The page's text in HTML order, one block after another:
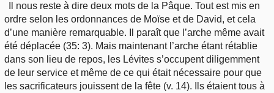
Il nous reste à dire deux mots de la Pâque. Tout est mis en
ordre selon les ordonnances de Moïse et de David, et cela
d’une manière remarquable. Il paraît que l’arche même avait
été déplacée (35: 3). Mais maintenant l’arche étant rétablie
dans son lieu de repos, les Lévites s’occupent diligemment
de leur service et même de ce qui était nécessaire pour que
les sacrificateurs jouissent de la fête (v. 14). Ils étaient tous à